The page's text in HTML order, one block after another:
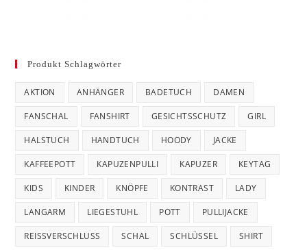
Produkt Schlagwörter
AKTION ANHÄNGER BADETUCH DAMEN
FANSCHAL FANSHIRT GESICHTSSCHUTZ GIRL
HALSTUCH HANDTUCH HOODY JACKE
KAFFEEPOTT KAPUZENPULLI KAPUZER KEYTAG
KIDS KINDER KNÖPFE KONTRAST LADY
LANGARM LIEGESTUHL POTT PULLIJACKE
REISSVERSCHLUSS SCHAL SCHLÜSSEL SHIRT